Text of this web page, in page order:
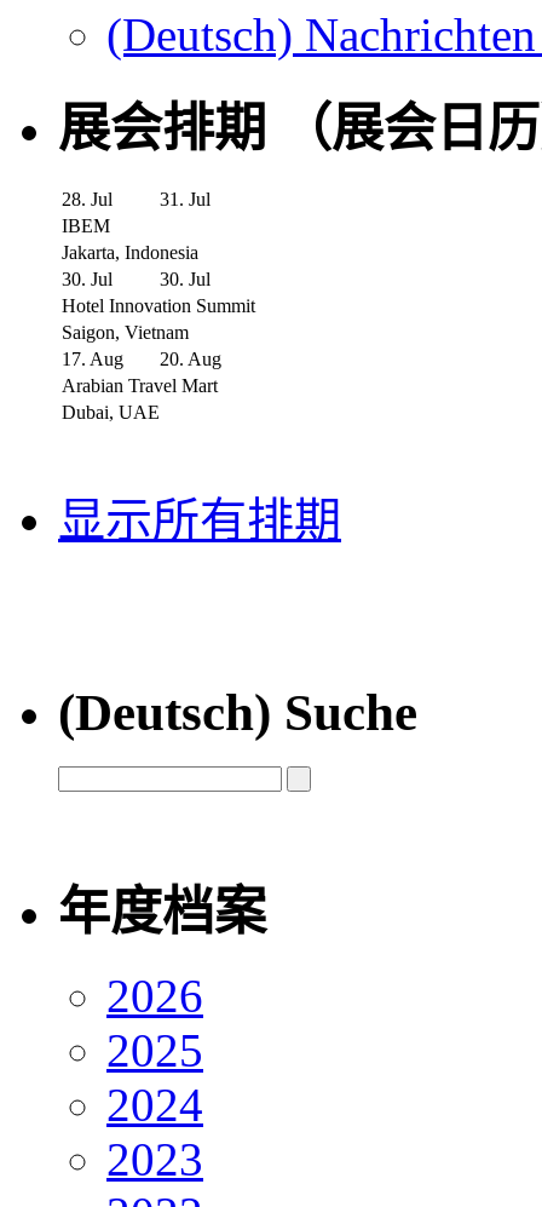
(Deutsch)
展会排期 （展会日
28. Jul
31. Jul
IBEM
Jakarta, Indonesia
30. Jul
30. Jul
Hotel Innovation Summit
Saigon, Vietnam
17. Aug
20. Aug
Arabian Travel Mart
Dubai, UAE
显示所有排期
(Deutsch) Suche
年度档案
2026
2025
2024
2023